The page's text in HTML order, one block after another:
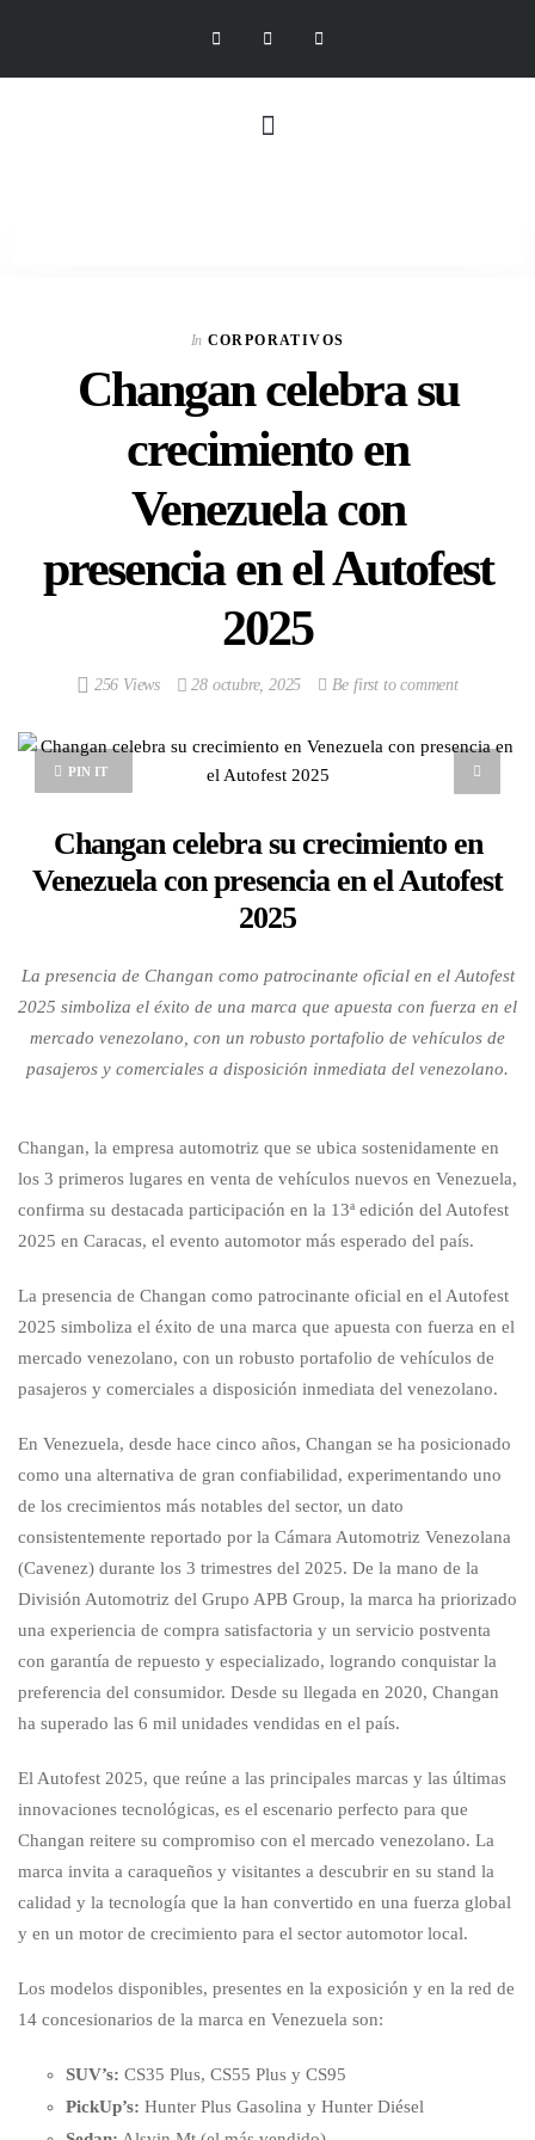
In CORPORATIVOS
Changan celebra su
crecimiento en
Venezuela con
presencia en el Autofest
2025
256 Views 28 octubre, 2025 Be first to comment
PIN IT
Changan celebra su crecimiento en
Venezuela con presencia en el Autofest
2025
La presencia de Changan como patrocinante oficial en el Autofest
2025 simboliza el éxito de una marca que apuesta con fuerza en el
mercado venezolano, con un robusto portafolio de vehículos de
pasajeros y comerciales a disposición inmediata del venezolano.
Changan, la empresa automotriz que se ubica sostenidamente en
los 3 primeros lugares en venta de vehículos nuevos en Venezuela,
confirma su destacada participación en la 13ª edición del Autofest
2025 en Caracas, el evento automotor más esperado del país.
La presencia de Changan como patrocinante oficial en el Autofest
2025 simboliza el éxito de una marca que apuesta con fuerza en el
mercado venezolano, con un robusto portafolio de vehículos de
pasajeros y comerciales a disposición inmediata del venezolano.
En Venezuela, desde hace cinco años, Changan se ha posicionado
como una alternativa de gran confiabilidad, experimentando uno
de los crecimientos más notables del sector, un dato
consistentemente reportado por la Cámara Automotriz Venezolana
(Cavenez) durante los 3 trimestres del 2025. De la mano de la
División Automotriz del Grupo APB Group, la marca ha priorizado
una experiencia de compra satisfactoria y un servicio postventa
con garantía de repuesto y especializado, logrando conquistar la
preferencia del consumidor. Desde su llegada en 2020, Changan
ha superado las 6 mil unidades vendidas en el país.
El Autofest 2025, que reúne a las principales marcas y las últimas
innovaciones tecnológicas, es el escenario perfecto para que
Changan reitere su compromiso con el mercado venezolano. La
marca invita a caraqueños y visitantes a descubrir en su stand la
calidad y la tecnología que la han convertido en una fuerza global
y en un motor de crecimiento para el sector automotor local.
Los modelos disponibles, presentes en la exposición y en la red de
14 concesionarios de la marca en Venezuela son:
SUV’s: CS35 Plus, CS55 Plus y CS95
PickUp’s: Hunter Plus Gasolina y Hunter Diésel